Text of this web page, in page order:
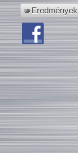
Eredmények